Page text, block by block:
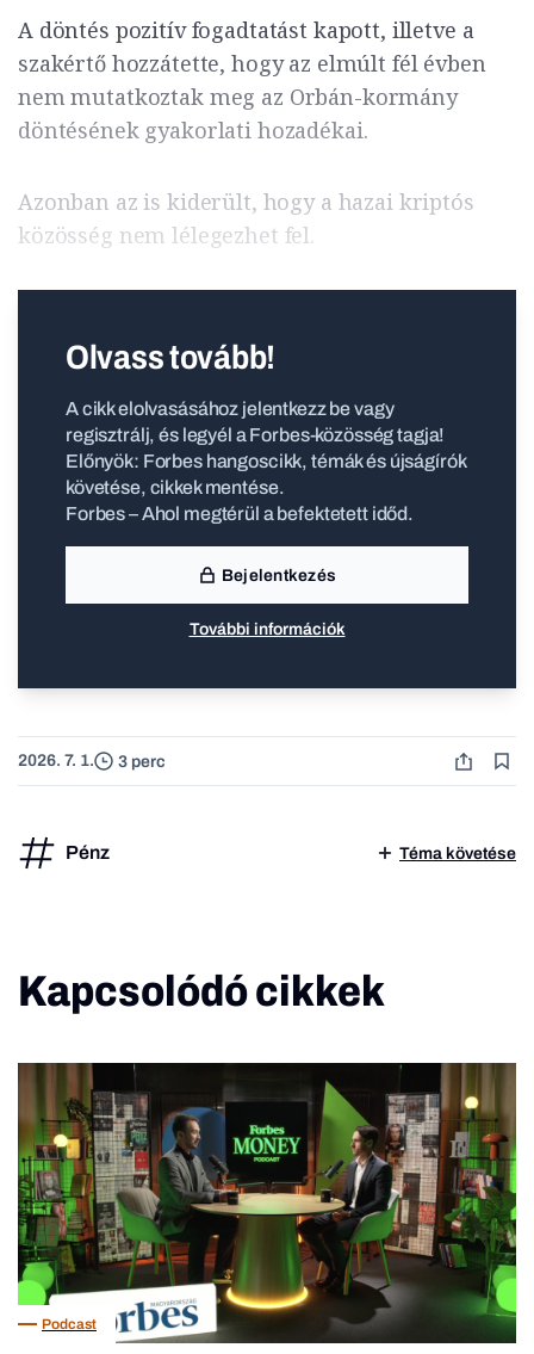
A döntés pozitív fogadtatást kapott, illetve a
szakértő hozzátette, hogy az elmúlt fél évben
nem mutatkoztak meg az Orbán-kormány
döntésének gyakorlati hozadékai.
Azonban az is kiderült, hogy a hazai kriptós
közösség nem lélegezhet fel.
Olvass tovább!
A cikk elolvasásához jelentkezz be vagy
regisztrálj, és legyél a Forbes-közösség tagja!
Előnyök: Forbes hangoscikk, témák és újságírók
követése, cikkek mentése.
Forbes – Ahol megtérül a befektetett időd.
Bejelentkezés
További információk
2026. 7. 1. 3 perc
Pénz Téma követése
Kapcsolódó cikkek
Podcast